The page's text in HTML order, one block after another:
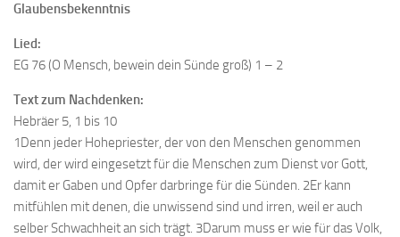
Glaubensbekenntnis
Lied:
EG 76 (O Mensch, bewein dein Sünde groß) 1 – 2
Text zum Nachdenken:
Hebräer 5, 1 bis 10
1Denn jeder Hohepriester, der von den Menschen genommen
wird, der wird eingesetzt für die Menschen zum Dienst vor Gott,
damit er Gaben und Opfer darbringe für die Sünden. 2Er kann
mitfühlen mit denen, die unwissend sind und irren, weil er auch
selber Schwachheit an sich trägt. 3Darum muss er wie für das Volk,